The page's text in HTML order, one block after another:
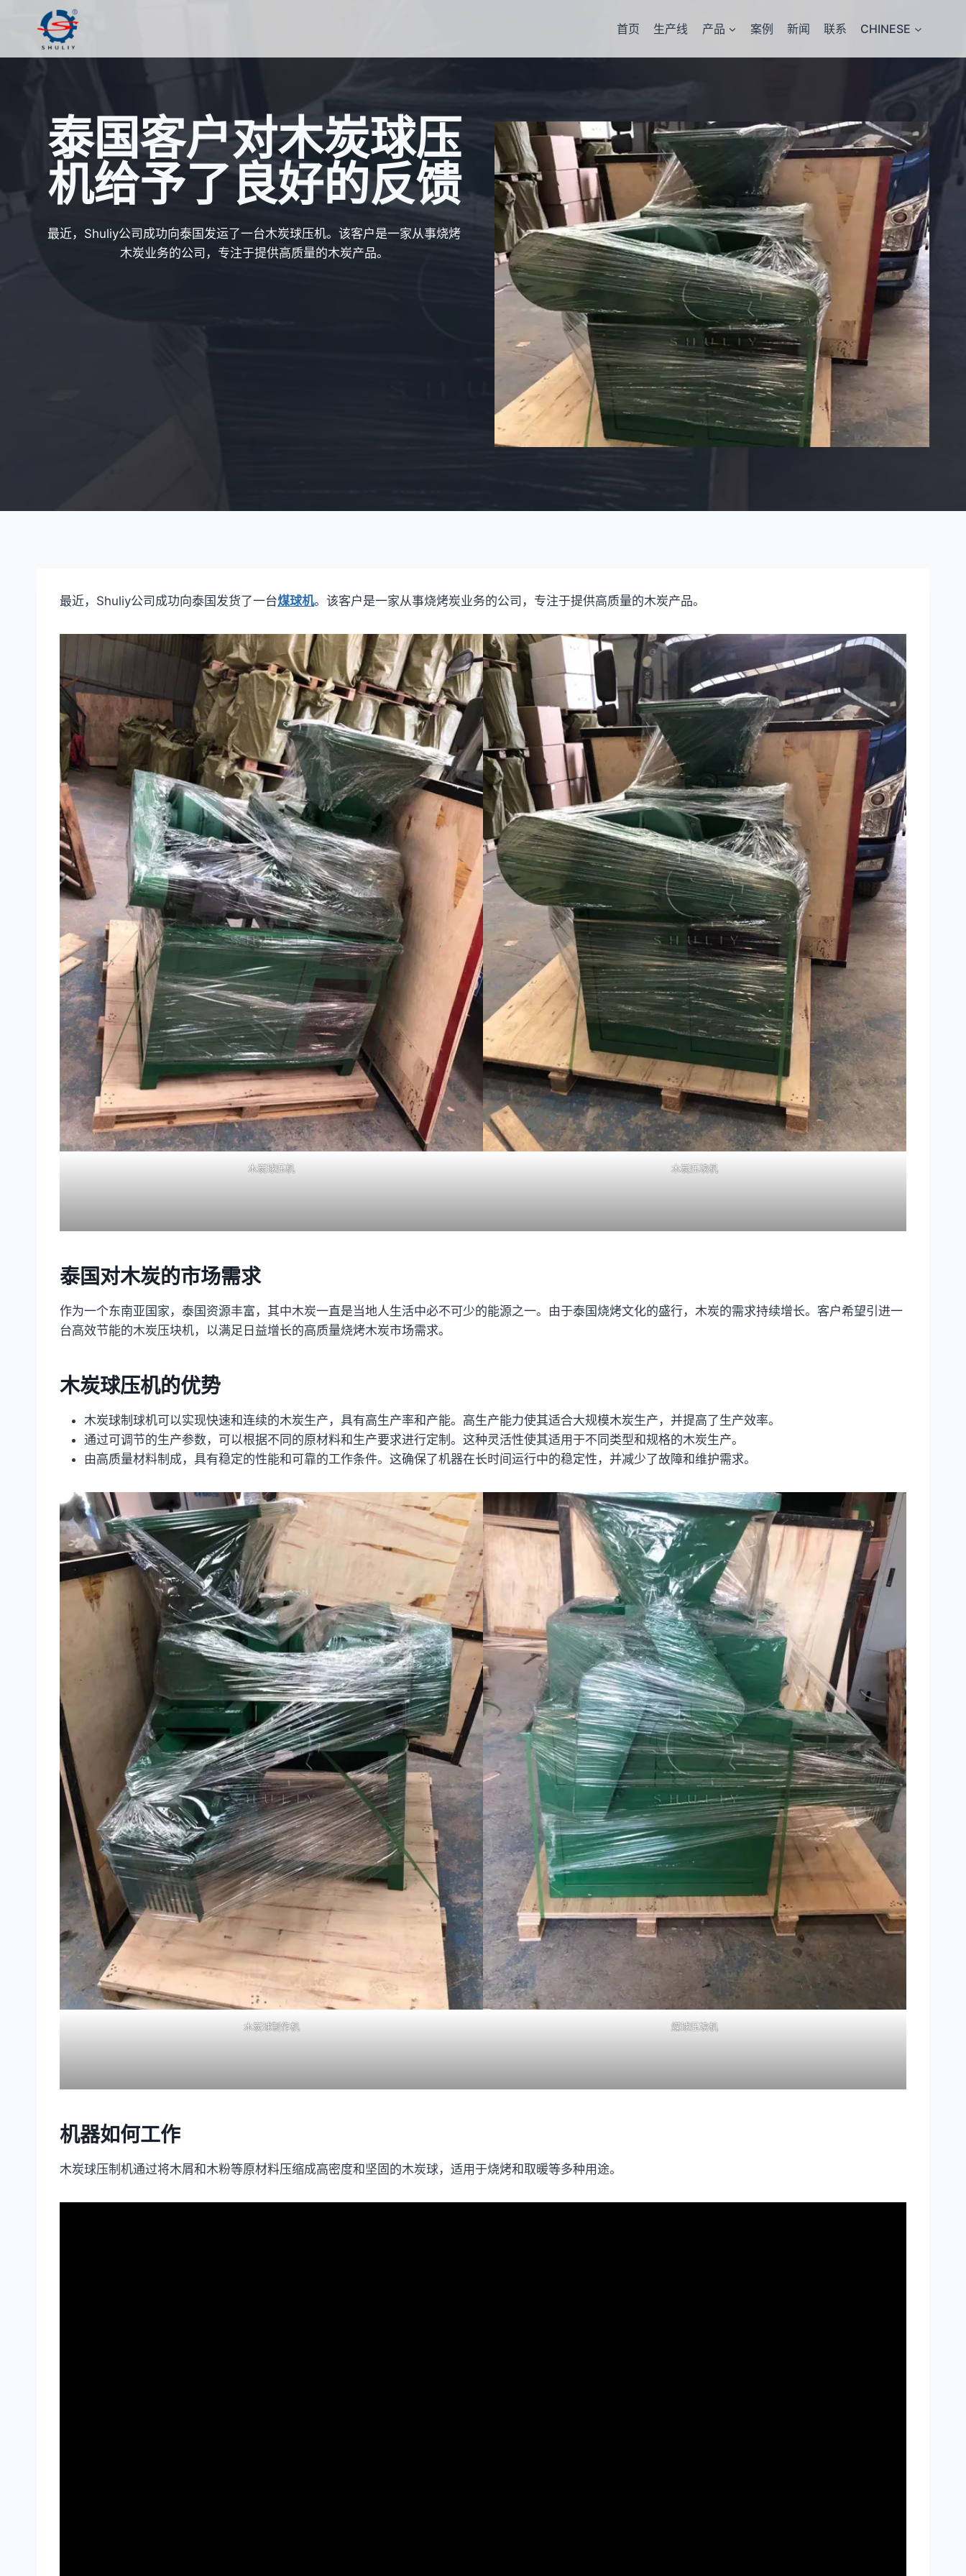
首页 生产线 产品 案例 新闻 联系 CHINESE
泰国客户对木炭球压
机给予了良好的反馈
最近，Shuliy公司成功向泰国发运了一台木炭球压机。该客户是一家从事烧烤
木炭业务的公司，专注于提供高质量的木炭产品。
最近，Shuliy公司成功向泰国发货了一台煤球机。该客户是一家从事烧烤炭业务的公司，专注于提供高质量的木炭产品。
木炭球压机 木炭压块机
泰国对木炭的市场需求
作为一个东南亚国家，泰国资源丰富，其中木炭一直是当地人生活中必不可少的能源之一。由于泰国烧烤文化的盛行，木炭的需求持续增长。客户希望引进一
台高效节能的木炭压块机，以满足日益增长的高质量烧烤木炭市场需求。
木炭球压机的优势
木炭球制球机可以实现快速和连续的木炭生产，具有高生产率和产能。高生产能力使其适合大规模木炭生产，并提高了生产效率。
通过可调节的生产参数，可以根据不同的原材料和生产要求进行定制。这种灵活性使其适用于不同类型和规格的木炭生产。
由高质量材料制成，具有稳定的性能和可靠的工作条件。这确保了机器在长时间运行中的稳定性，并减少了故障和维护需求。
木炭球制作机 煤球压块机
机器如何工作
木炭球压制机通过将木屑和木粉等原材料压缩成高密度和坚固的木炭球，适用于烧烤和取暖等多种用途。